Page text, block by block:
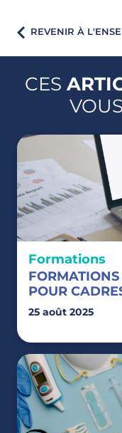
REVENIR À
CES
VOUS
Formations
POUR
25 août 2025